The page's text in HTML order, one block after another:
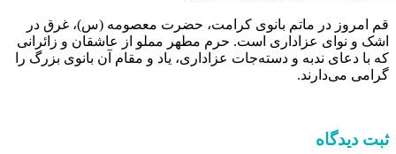
قم امروز در ماتم بانوی کرامت، حضرت معصومه (س)، غرق در
اشک و نوای عزاداری است. حرم مطهر مملو از عاشقان و زائرانی
که با دعای ندبه و دسته‌جات عزاداری، یاد و مقام آن بانوی بزرگ را
گرامی می‌دارند.
ثبت دیدگاه